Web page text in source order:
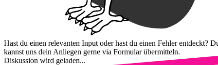
Hast du einen relevanten Input oder hast du einen Fehler entdeckt?
kannst uns dein Anliegen gerne via Formular übermitteln.
Diskussion wird geladen...